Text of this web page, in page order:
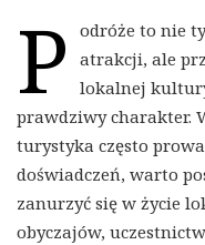
P
odróże to nie
atrakcji, ale
lokalnej
prawdziwy charakter.
turystyka często
doświadczeń, warto
zanurzyć się w życie
obyczajów,